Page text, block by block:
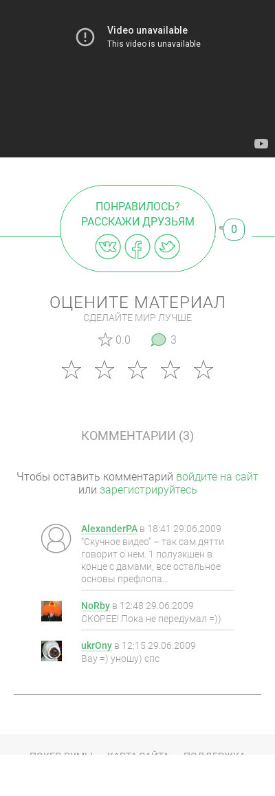
ПОНРАВИЛОСЬ?
РАССКАЖИ ДРУЗЬЯМ
0
ОЦЕНИТЕ МАТЕРИАЛ
СДЕЛАЙТЕ МИР ЛУЧШЕ
0.0 3
КОММЕНТАРИИ (3)
Чтобы оставить комментарий войдите на сайт
или зарегистрируйтесь
AlexanderPA в 18:41 29.06.2009
“Скучное видео” – так сам дятти
говорит о нем. 1 полуэкшен в
конце с дамами, все остальное
основы префлопа…
NoRby в 12:48 29.06.2009
СКОРЕЕ! Пока не передумал =))
ukrOny в 12:15 29.06.2009
Вау =) уношу) спс
ПОКЕР-РУМЫ КАРТА САЙТА ПОДДЕРЖКА